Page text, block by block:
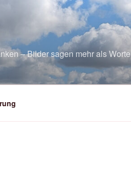
– Bilder sagen mehr als Worte